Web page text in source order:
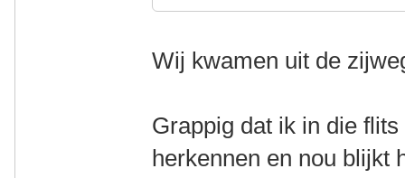
Wij kwamen uit de
Grappig dat ik in die
herkennen en nou